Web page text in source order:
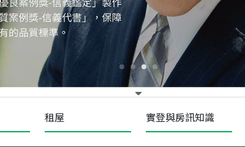
115
菁
新竹市
租屋 實登與房訊知識